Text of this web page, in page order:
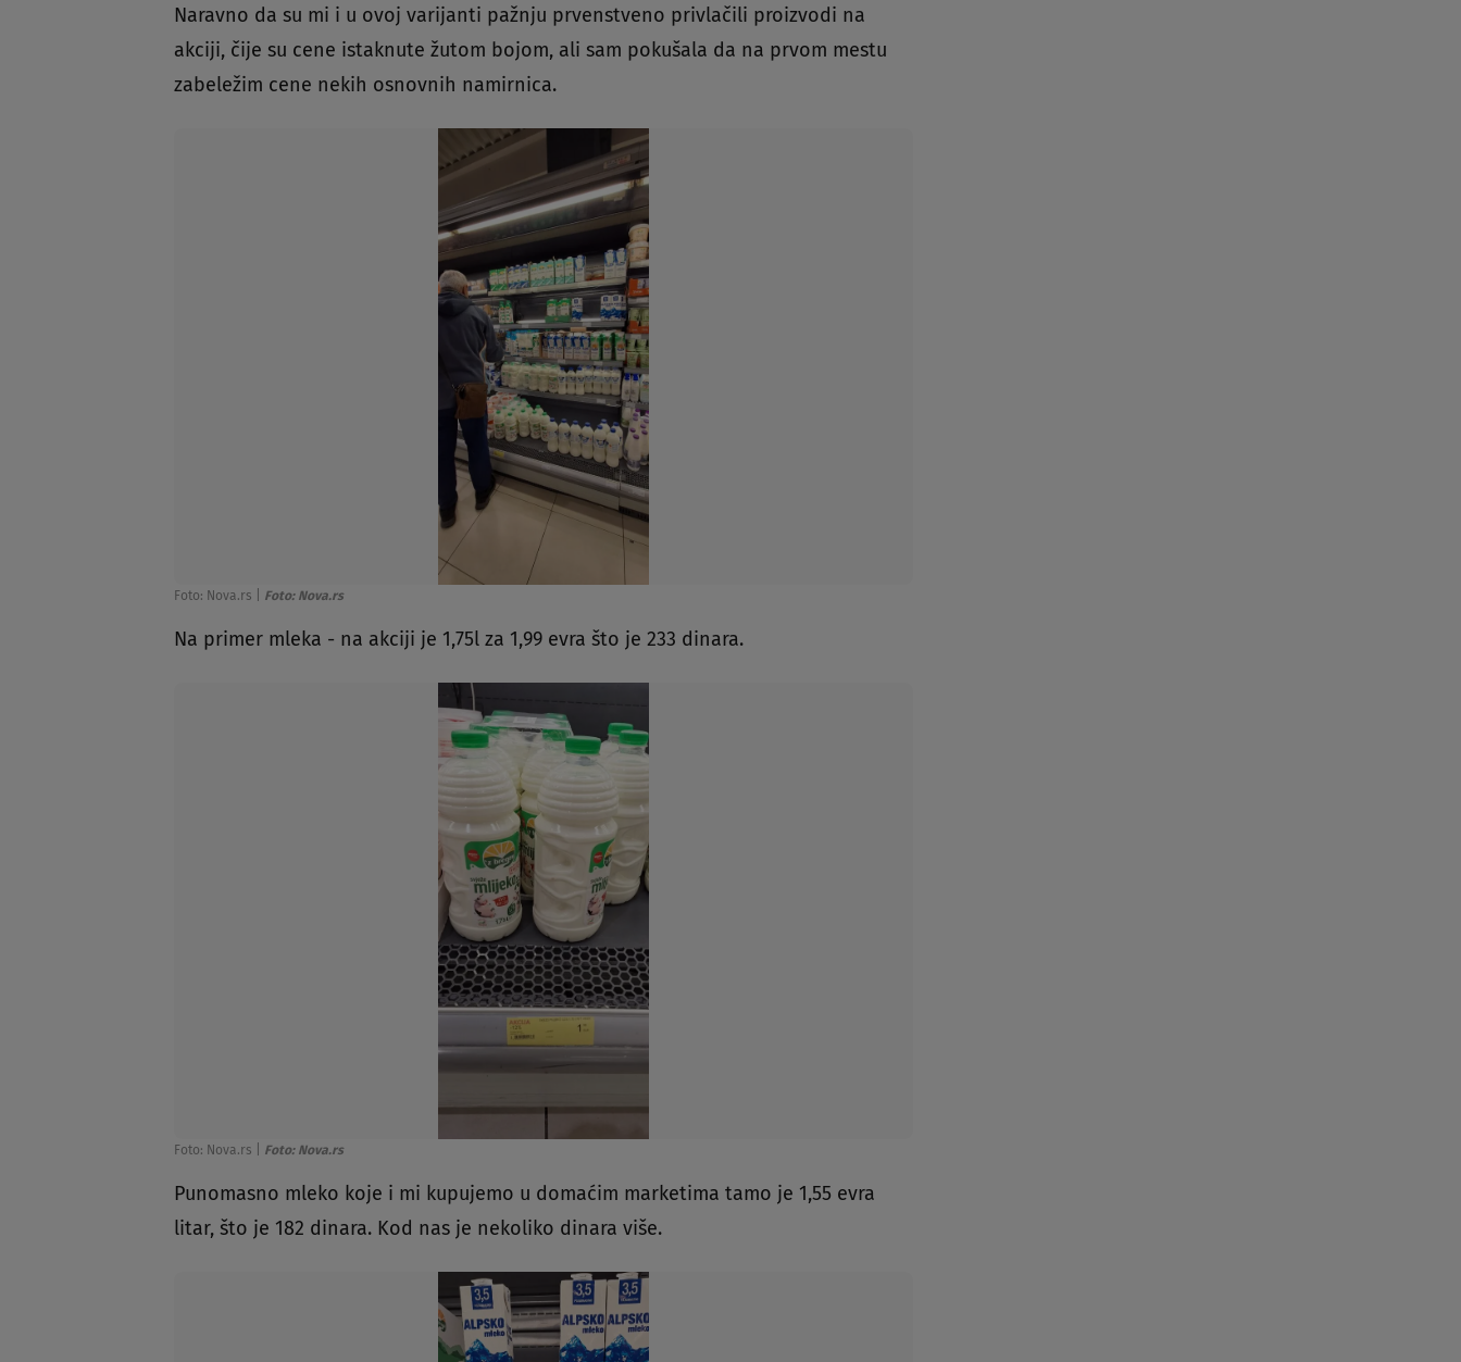
Naravno da su mi i u ovoj varijanti pažnju prvenstveno privlačili proizvodi na
akciji, čije su cene istaknute žutom bojom, ali sam pokušala da na prvom mestu
zabeležim cene nekih osnovnih namirnica.
Foto: Nova.rs Foto: Nova.rs
Na primer mleka - na akciji je 1,75l za 1,99 evra što je 233 dinara.
Foto: Nova.rs Foto: Nova.rs
Punomasno mleko koje i mi kupujemo u domaćim marketima tamo je 1,55 evra
litar, što je 182 dinara. Kod nas je nekoliko dinara više.